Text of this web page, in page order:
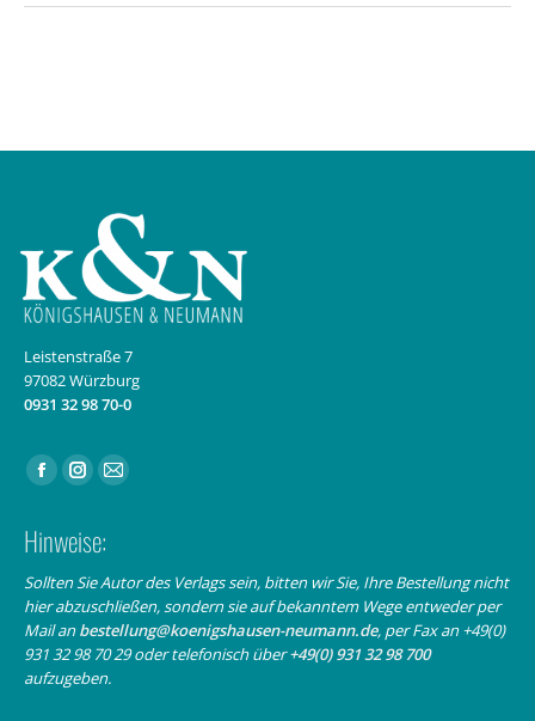
Leistenstraße 7
97082 Würzburg
0931 32 98 70-0
Finden Sie uns auf:
Facebook
opens
in
new
window
Instagram
opens
in
new
window
E-
opens
in
new
Hinweise:
Sollten Sie Autor des Verlags sein, bitten wir Sie, Ihre Bestellung nicht
hier abzuschließen, sondern sie auf bekanntem Wege entweder per
Mail anbestellung@koenigshausen-neumann.de, per Fax an +49(0)
931 32 98 70 29 oder telefonisch über+49(0) 931 32 98 700
aufzugeben.